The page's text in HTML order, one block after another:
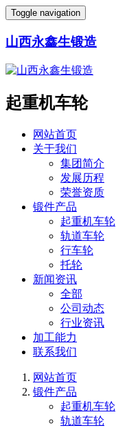
Toggle navigation
山西永鑫生锻造
起重机车轮
网站首页
关于我们
集团简介
发展历程
荣誉资质
锻件产品
起重机车轮
轨道车轮
行车轮
托轮
新闻资讯
全部
公司动态
行业资讯
加工能力
联系我们
网站首页
锻件产品
起重机车轮
轨道车轮